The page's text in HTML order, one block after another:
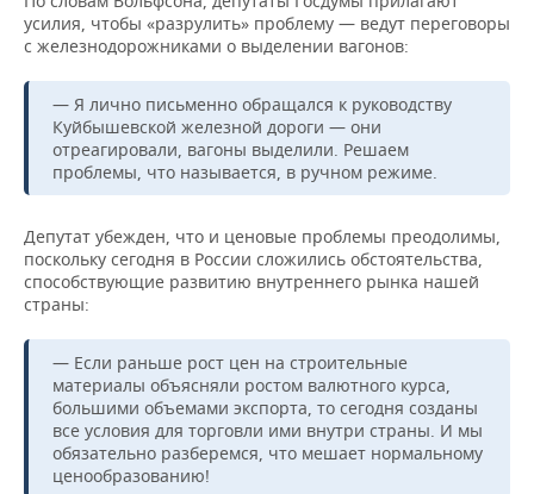
усилия, чтобы «разрулить» проблему — ведут переговоры
с железнодорожниками о выделении вагонов:
— Я лично письменно обращался к руководству
Куйбышевской железной дороги — они
отреагировали, вагоны выделили. Решаем
проблемы, что называется, в ручном режиме.
Депутат убежден, что и ценовые проблемы преодолимы,
поскольку сегодня в России сложились обстоятельства,
способствующие развитию внутреннего рынка нашей
страны:
— Если раньше рост цен на строительные
материалы объясняли ростом валютного курса,
большими объемами экспорта, то сегодня созданы
все условия для торговли ими внутри страны. И мы
обязательно разберемся, что мешает нормальному
ценообразованию!